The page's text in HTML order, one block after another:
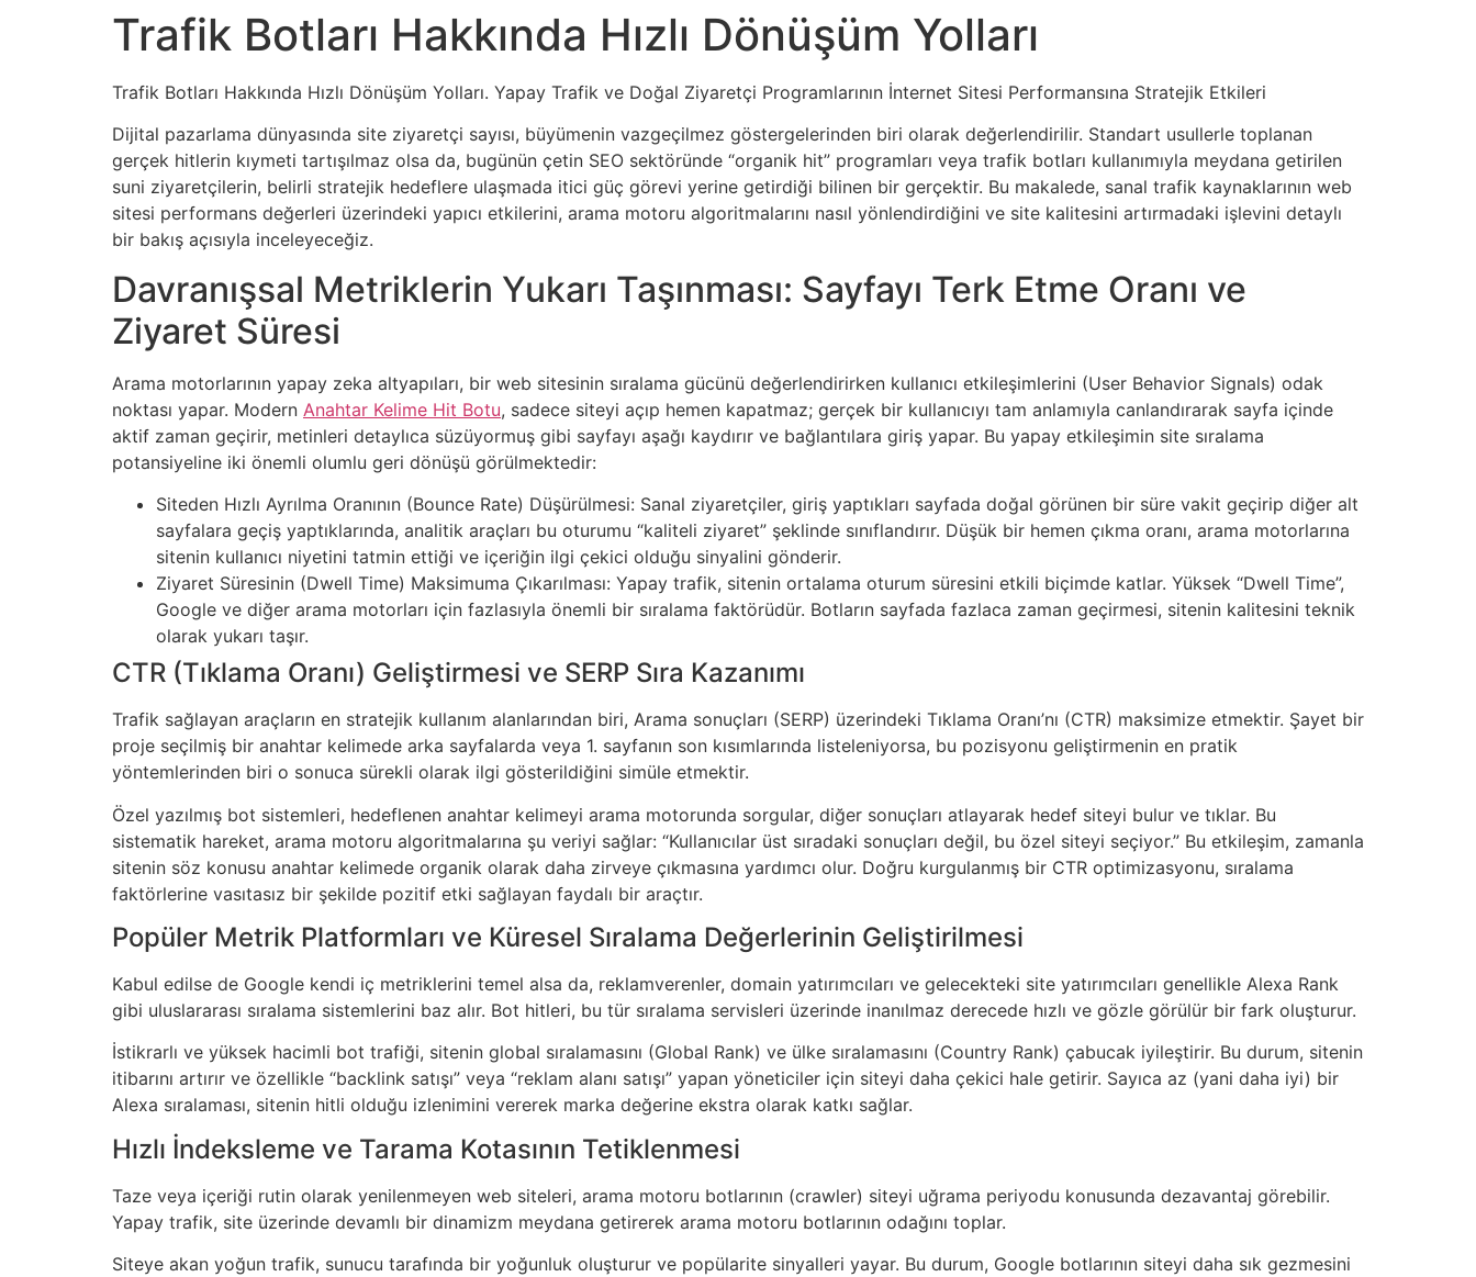
Trafik Botları Hakkında Hızlı Dönüşüm Yolları
Trafik Botları Hakkında Hızlı Dönüşüm Yolları. Yapay Trafik ve Doğal Ziyaretçi Programlarının İnternet Sitesi Performansına Stratejik Etkileri
Dijital pazarlama dünyasında site ziyaretçi sayısı, büyümenin vazgeçilmez göstergelerinden biri olarak değerlendirilir. Standart usullerle toplanan
gerçek hitlerin kıymeti tartışılmaz olsa da, bugünün çetin SEO sektöründe “organik hit” programları veya trafik botları kullanımıyla meydana getirilen
suni ziyaretçilerin, belirli stratejik hedeflere ulaşmada itici güç görevi yerine getirdiği bilinen bir gerçektir. Bu makalede, sanal trafik kaynaklarının web
sitesi performans değerleri üzerindeki yapıcı etkilerini, arama motoru algoritmalarını nasıl yönlendirdiğini ve site kalitesini artırmadaki işlevini detaylı
bir bakış açısıyla inceleyeceğiz.
Davranışsal Metriklerin Yukarı Taşınması: Sayfayı Terk Etme Oranı ve
Ziyaret Süresi
Arama motorlarının yapay zeka altyapıları, bir web sitesinin sıralama gücünü değerlendirirken kullanıcı etkileşimlerini (User Behavior Signals) odak
noktası yapar. Modern Anahtar Kelime Hit Botu, sadece siteyi açıp hemen kapatmaz; gerçek bir kullanıcıyı tam anlamıyla canlandırarak sayfa içinde
aktif zaman geçirir, metinleri detaylıca süzüyormuş gibi sayfayı aşağı kaydırır ve bağlantılara giriş yapar. Bu yapay etkileşimin site sıralama
potansiyeline iki önemli olumlu geri dönüşü görülmektedir:
Siteden Hızlı Ayrılma Oranının (Bounce Rate) Düşürülmesi: Sanal ziyaretçiler, giriş yaptıkları sayfada doğal görünen bir süre vakit geçirip diğer alt
sayfalara geçiş yaptıklarında, analitik araçları bu oturumu “kaliteli ziyaret” şeklinde sınıflandırır. Düşük bir hemen çıkma oranı, arama motorlarına
sitenin kullanıcı niyetini tatmin ettiği ve içeriğin ilgi çekici olduğu sinyalini gönderir.
Ziyaret Süresinin (Dwell Time) Maksimuma Çıkarılması: Yapay trafik, sitenin ortalama oturum süresini etkili biçimde katlar. Yüksek “Dwell Time”,
Google ve diğer arama motorları için fazlasıyla önemli bir sıralama faktörüdür. Botların sayfada fazlaca zaman geçirmesi, sitenin kalitesini teknik
olarak yukarı taşır.
CTR (Tıklama Oranı) Geliştirmesi ve SERP Sıra Kazanımı
Trafik sağlayan araçların en stratejik kullanım alanlarından biri, Arama sonuçları (SERP) üzerindeki Tıklama Oranı’nı (CTR) maksimize etmektir. Şayet bir
proje seçilmiş bir anahtar kelimede arka sayfalarda veya 1. sayfanın son kısımlarında listeleniyorsa, bu pozisyonu geliştirmenin en pratik
yöntemlerinden biri o sonuca sürekli olarak ilgi gösterildiğini simüle etmektir.
Özel yazılmış bot sistemleri, hedeflenen anahtar kelimeyi arama motorunda sorgular, diğer sonuçları atlayarak hedef siteyi bulur ve tıklar. Bu
sistematik hareket, arama motoru algoritmalarına şu veriyi sağlar: “Kullanıcılar üst sıradaki sonuçları değil, bu özel siteyi seçiyor.” Bu etkileşim, zamanla
sitenin söz konusu anahtar kelimede organik olarak daha zirveye çıkmasına yardımcı olur. Doğru kurgulanmış bir CTR optimizasyonu, sıralama
faktörlerine vasıtasız bir şekilde pozitif etki sağlayan faydalı bir araçtır.
Popüler Metrik Platformları ve Küresel Sıralama Değerlerinin Geliştirilmesi
Kabul edilse de Google kendi iç metriklerini temel alsa da, reklamverenler, domain yatırımcıları ve gelecekteki site yatırımcıları genellikle Alexa Rank
gibi uluslararası sıralama sistemlerini baz alır. Bot hitleri, bu tür sıralama servisleri üzerinde inanılmaz derecede hızlı ve gözle görülür bir fark oluşturur.
İstikrarlı ve yüksek hacimli bot trafiği, sitenin global sıralamasını (Global Rank) ve ülke sıralamasını (Country Rank) çabucak iyileştirir. Bu durum, sitenin
itibarını artırır ve özellikle “backlink satışı” veya “reklam alanı satışı” yapan yöneticiler için siteyi daha çekici hale getirir. Sayıca az (yani daha iyi) bir
Alexa sıralaması, sitenin hitli olduğu izlenimini vererek marka değerine ekstra olarak katkı sağlar.
Hızlı İndeksleme ve Tarama Kotasının Tetiklenmesi
Taze veya içeriği rutin olarak yenilenmeyen web siteleri, arama motoru botlarının (crawler) siteyi uğrama periyodu konusunda dezavantaj görebilir.
Yapay trafik, site üzerinde devamlı bir dinamizm meydana getirerek arama motoru botlarının odağını toplar.
Siteye akan yoğun trafik, sunucu tarafında bir yoğunluk oluşturur ve popülarite sinyalleri yayar. Bu durum, Google botlarının siteyi daha sık gezmesini